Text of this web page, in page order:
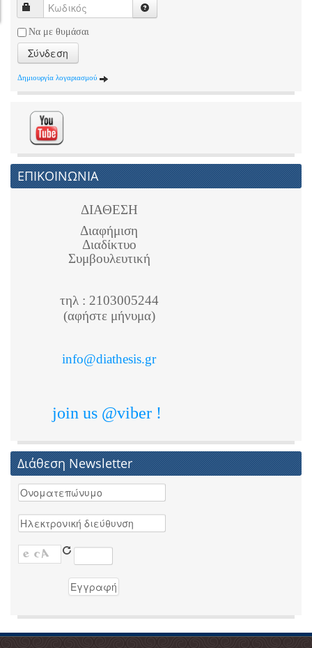
Να με θυμάσαι
Σύνδεση
Δημιουργία λογαριασμού
ΕΠΙΚΟΙΝΩΝΙΑ
ΔΙΑΘΕΣΗ
Διαφήμιση
Διαδίκτυο
Συμβουλευτική
τηλ : 2103005244
(αφήστε μήνυμα)
info@diathesis.gr
join us @viber !
Διάθεση Newsletter